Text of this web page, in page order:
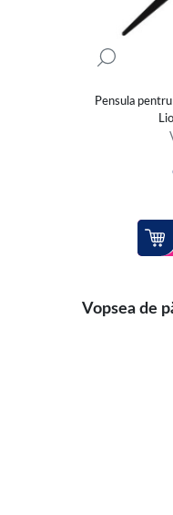
Pe langa
sampoane si
incluzand
Pensula
Vopsea de